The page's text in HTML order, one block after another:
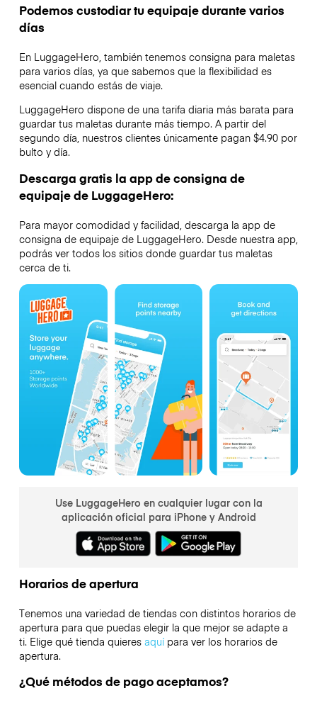
Podemos custodiar tu equipaje durante varios
días
En LuggageHero, también tenemos consigna para maletas
para varios días, ya que sabemos que la flexibilidad es
esencial cuando estás de viaje.
LuggageHero dispone de una tarifa diaria más barata para
guardar tus maletas durante más tiempo. A partir del
segundo día, nuestros clientes únicamente pagan $4.90 por
bulto y día.
Descarga gratis la app de consigna de
equipaje de LuggageHero:
Para mayor comodidad y facilidad, descarga la app de
consigna de equipaje de LuggageHero. Desde nuestra app,
podrás ver todos los sitios donde guardar tus maletas
cerca de ti.
Use LuggageHero en cualquier lugar con la
aplicación oficial para iPhone y Android
Horarios de apertura
Tenemos una variedad de tiendas con distintos horarios de
apertura para que puedas elegir la que mejor se adapte a
ti. Elige qué tienda quieres aquípara ver los horarios de
apertura.
¿Qué métodos de pago aceptamos?